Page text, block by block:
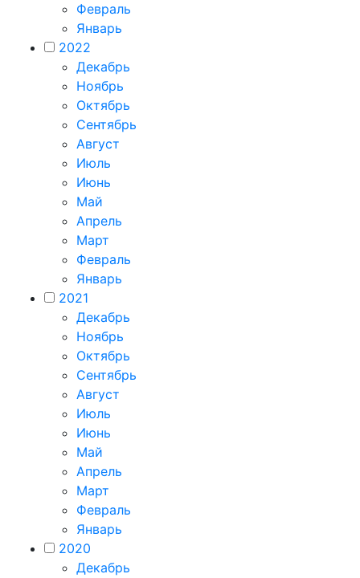
Февраль
Январь
2022
Декабрь
Ноябрь
Октябрь
Сентябрь
Август
Июль
Июнь
Май
Апрель
Март
Февраль
Январь
2021
Декабрь
Ноябрь
Октябрь
Сентябрь
Август
Июль
Июнь
Май
Апрель
Март
Февраль
Январь
2020
Декабрь